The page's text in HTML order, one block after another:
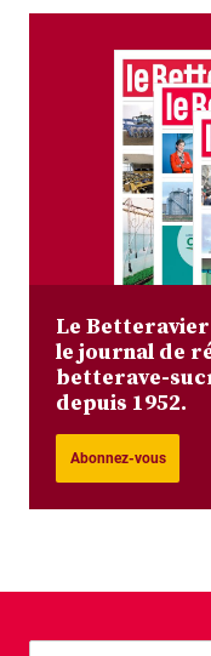
Le
le journal de
betterave-
depuis 1952.
Abonnez-vous